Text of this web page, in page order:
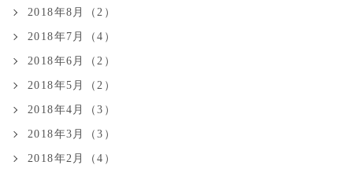
2018年8月（2）
2018年7月（4）
2018年6月（2）
2018年5月（2）
2018年4月（3）
2018年3月（3）
2018年2月（4）